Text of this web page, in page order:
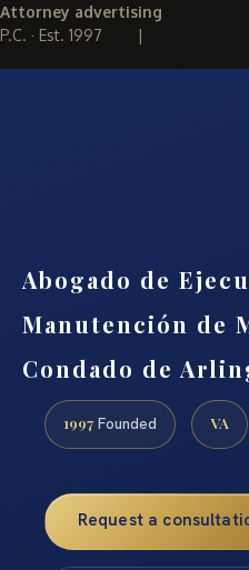
Attorney
P.C. · Est. 1997
Abogado de
Manutención de
Condado de
1997 Founded VA
Request a